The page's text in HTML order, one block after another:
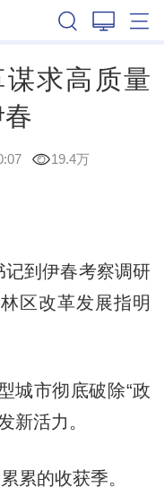
求高质量
19.4万
到伊春考察调研
区改革发展指明
市彻底破除“政
新活力。
的收获季。